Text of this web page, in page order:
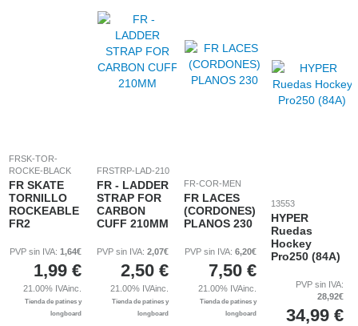
FRSK-TOR-
ROCKE-BLACK
FR SKATE
TORNILLO
ROCKEABLE
FR2
PVP sin IVA:1,64€
1,99 €
21.00% IVAinc.
Tienda de patines y
longboard
FRSTRP-LAD-210
FR - LADDER
STRAP FOR
CARBON
CUFF 210MM
PVP sin IVA:2,07€
2,50 €
21.00% IVAinc.
Tienda de patines y
longboard
FR-COR-MEN
FR LACES
(CORDONES)
PLANOS 230
PVP sin IVA: 6,20€
7,50 €
21.00% IVAinc.
Tienda de patines y
longboard
13553
HYPER
Ruedas
Hockey
Pro250 (84A)
PVP sin IVA:
28,92€
34,99 €